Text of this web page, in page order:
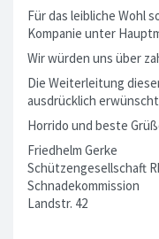
Für das leibliche Wohl
Kompanie unter
Wir würden uns über
Die Weiterleitung
ausdrücklich
Horrido und beste
Friedhelm Gerke
Schützengesellschaft
Schnadekommission
Landstr. 42